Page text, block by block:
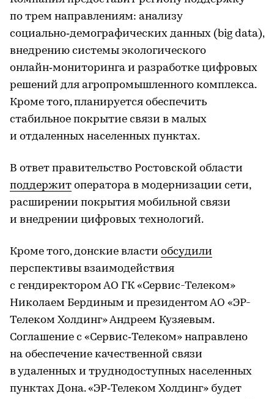
по трем направлениям: анализу
социально‑демографических данных (big data),
внедрению системы экологического
онлайн‑мониторинга и разработке цифровых
решений для агропромышленного комплекса.
Кроме того, планируется обеспечить
стабильное покрытие связи в малых
и отдаленных населенных пунктах.
В ответ правительство Ростовской области
поддержит оператора в модернизации сети,
расширении покрытия мобильной связи
и внедрении цифровых технологий.
Кроме того, донские власти обсудили
перспективы взаимодействия
с гендиректором АО ГК «Сервис-Телеком»
Николаем Бердиным и президентом АО «ЭР-
Телеком Холдинг» Андреем Кузяевым.
Соглашение с «Сервис‑Телеком» направлено
на обеспечение качественной связи
в удаленных и труднодоступных населенных
пунктах Дона. «ЭР‑Телеком Холдинг» будет